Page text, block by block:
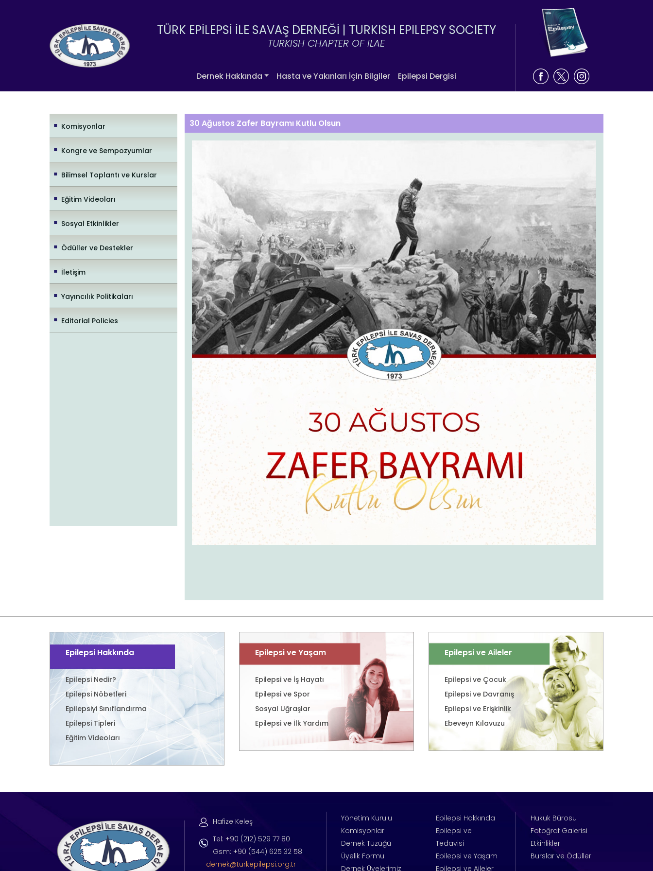
TÜRK EPİLEPSİ İLE SAVAŞ DERNEĞİ | TURKISH EPILEPSY SOCIETY
TURKISH CHAPTER OF ILAE
Dernek Hakkında Hasta ve Yakınları İçin Bilgiler Epilepsi Dergisi
Komisyonlar
Kongre ve Sempozyumlar
Bilimsel Toplantı ve Kurslar
Eğitim Videoları
Sosyal Etkinlikler
Ödüller ve Destekler
İletişim
Yayıncılık Politikaları
Editorial Policies
30 Ağustos Zafer Bayramı Kutlu Olsun
Epilepsi Hakkında
Epilepsi Nedir?
Epilepsi Nöbetleri
Epilepsiyi Sınıflandırma
Epilepsi Tipleri
Eğitim Videoları
Epilepsi ve Yaşam
Epilepsi ve İş Hayatı
Epilepsi ve Spor
Sosyal Uğraşlar
Epilepsi ve İlk Yardım
Epilepsi ve Aileler
Epilepsi ve Çocuk
Epilepsi ve Davranış
Epilepsi ve Erişkinlik
Ebeveyn Kılavuzu
Hafize Keleş
Tel: +90 (212) 529 77 80
Gsm: +90 (544) 625 32 58
dernek@turkepilepsi.org.tr
Yönetim Kurulu
Komisyonlar
Dernek Tüzüğü
Üyelik Formu
Dernek Üyelerimiz
Epilepsi Hakkında
Epilepsi ve
Tedavisi
Epilepsi ve Yaşam
Epilepsi ve Aileler
Hukuk Bürosu
Fotoğraf Galerisi
Etkinlikler
Burslar ve Ödüller